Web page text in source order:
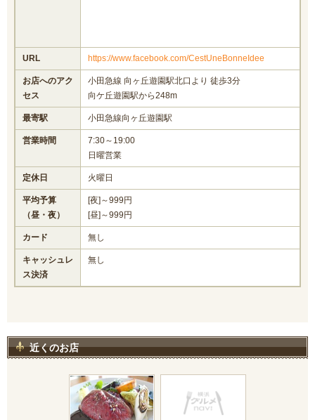
URL https://www.facebook.com/CestUneBonneIdee
お店へのアク
セス
小田急線 向ヶ丘遊園駅北口より 徒歩3分
向ケ丘遊園駅から248m
最寄駅 小田急線向ヶ丘遊園駅
営業時間
7:30～19:00
日曜営業
定休日 火曜日
平均予算
（昼・夜）
[夜]～999円
[昼]～999円
カード 無し
キャッシュレ
ス決済
無し
近くのお店